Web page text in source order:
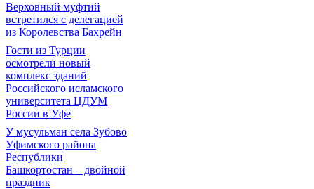
Верховный муфтий
встретился с делегацией
из Королевства Бахрейн
Гости из Турции
осмотрели новый
комплекс зданий
Российского исламского
университета ЦДУМ
России в Уфе
У мусульман села Зубово
Уфимского района
Республики
Башкортостан – двойной
праздник